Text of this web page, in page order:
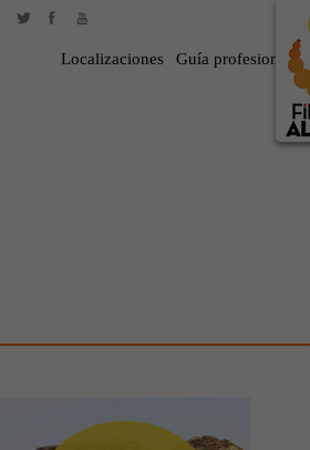
Localizaciones Guía profesional